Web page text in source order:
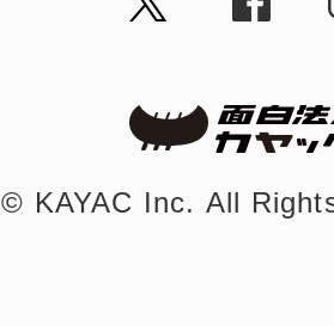
©︎ KAYAC Inc. All